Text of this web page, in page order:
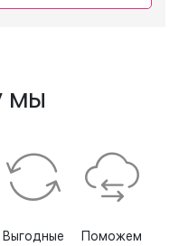
мы
Выгодные
Поможем